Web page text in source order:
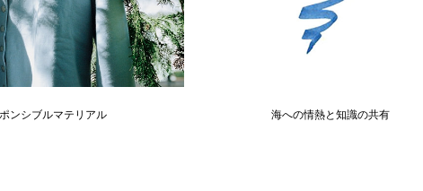
ンシブルマテリアル 海への情熱と知識の共有